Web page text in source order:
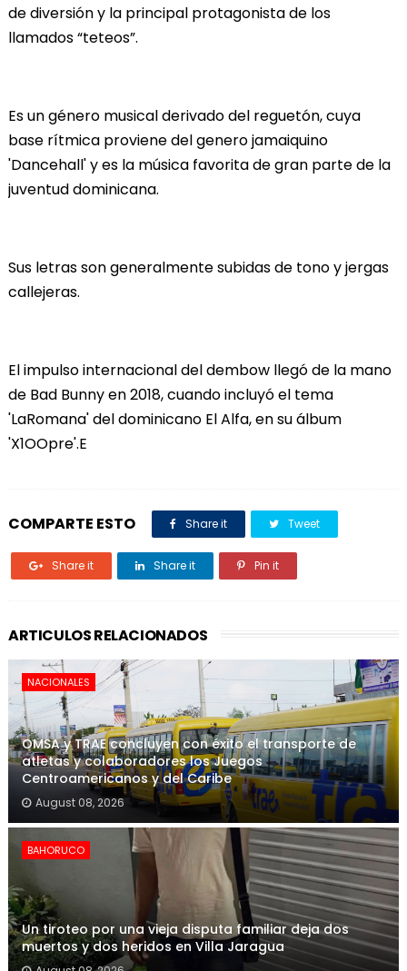
de diversión y la principal protagonista de los
llamados “teteos”.
Es un género musical derivado del reguetón, cuya
base rítmica proviene del genero jamaiquino
'Dancehall' y es la música favorita de gran parte de la
juventud dominicana.
Sus letras son generalmente subidas de tono y jergas
callejeras.
El impulso internacional del dembow llegó de la mano
de Bad Bunny en 2018, cuando incluyó el tema
'LaRomana' del dominicano El Alfa, en su álbum
'X1OOpre'.E
COMPARTE ESTO Share it Tweet
Share it Share it Pin it
ARTICULOS RELACIONADOS
NACIONALES
OMSA y TRAE concluyen con éxito el transporte de
atletas y colaboradores los Juegos
Centroamericanos y del Caribe
August 08, 2026
BAHORUCO
Un tiroteo por una vieja disputa familiar deja dos
muertos y dos heridos en Villa Jaragua